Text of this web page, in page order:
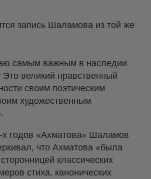
запись Шаламова из той же
самым важным в наследии
великий нравственный
своим поэтическим
художественным
х годов «Ахматова» Шаламов
что Ахматова «была
классических
стиха, канонических